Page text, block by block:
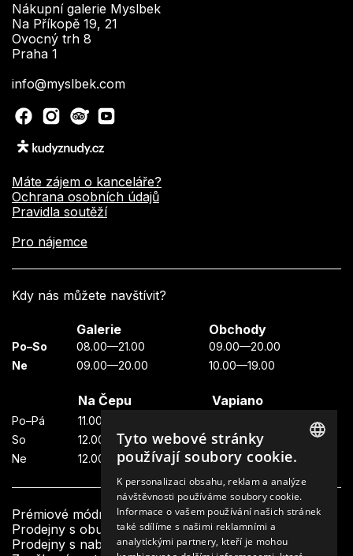
Nákupní galerie Myslbek
Na Příkopě 19, 21
Ovocný trh 8
Praha 1
info@myslbek.com
Máte zájem o kanceláře?
Ochrana osobních údajů
Pravidla soutěží
Pro nájemce
Kdy nás můžete navštívit?
Galerie Obchody
Po–So 08.00—21.00
09.00—20.00
Ne
09.00—20.00 10.00—19.00
Na Čepu Vapiano
Po–Pá 11.00—23.00
So
12.00—23.00
11.00—22.00
Ne
12.00—23.00 11.00—21.00
Prémiové módní butiky
Prodejny s obuví a doplňky
Prodejny s nabídkou krásy a designu
ENGLISH
Tyto webové stránky
používají soubory cookie.
K personalizaci obsahu, reklam a analýze
návštěvnosti používáme soubory cookie.
Informace o vašem používání našich stránek
také sdílíme s našimi reklamními a
analytickými partnery, kteří je mohou